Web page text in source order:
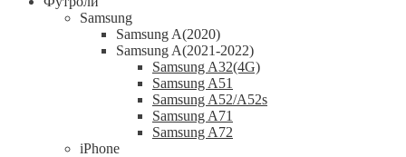
Samsung
Samsung A(2020)
Samsung A(2021-2022)
Samsung A32(4G)
Samsung A51
Samsung A52/A52s
Samsung A71
Samsung A72
iPhone